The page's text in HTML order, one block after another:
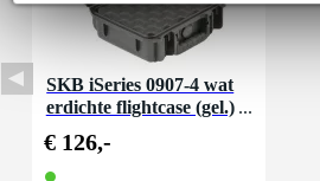
SKB iSeries 0907-4 wat
erdichte flightcase (gel.)
€ 126,-